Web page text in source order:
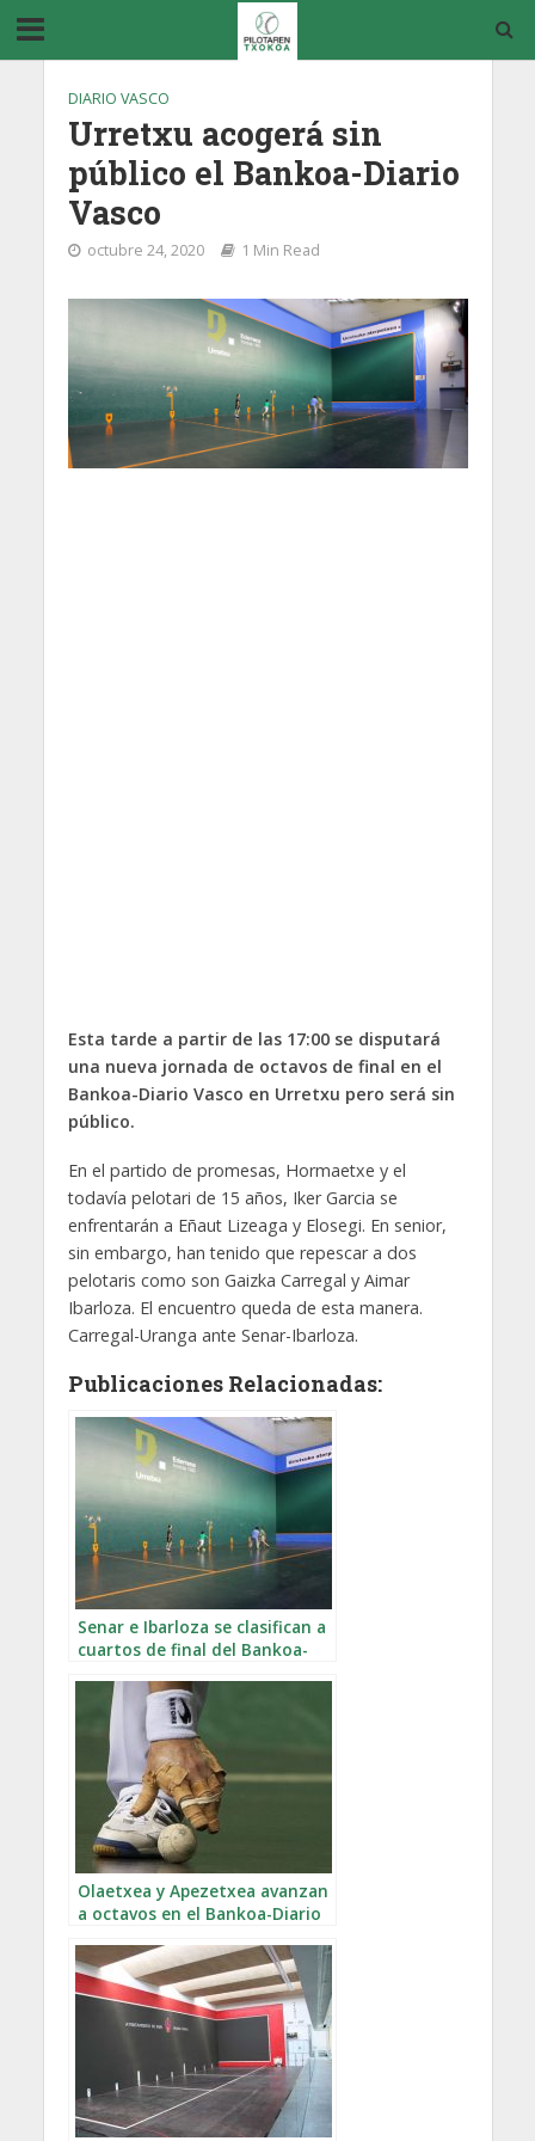
DIARIO VASCO
Urretxu acogerá sin
público el Bankoa-Diario
Vasco
octubre 24, 2020 1 Min Read
Esta tarde a partir de las 17:00 se disputará
una nueva jornada de octavos de final en el
Bankoa-Diario Vasco en Urretxu pero será sin
público.
En el partido de promesas, Hormaetxe y el
todavía pelotari de 15 años, Iker Garcia se
enfrentarán a Eñaut Lizeaga y Elosegi. En senior,
sin embargo, han tenido que repescar a dos
pelotaris como son Gaizka Carregal y Aimar
Ibarloza. El encuentro queda de esta manera.
Carregal-Uranga ante Senar-Ibarloza.
Publicaciones Relacionadas:
Senar e Ibarloza se clasifican a
cuartos de final del Bankoa-
Olaetxea y Apezetxea avanzan
a octavos en el Bankoa-Diario